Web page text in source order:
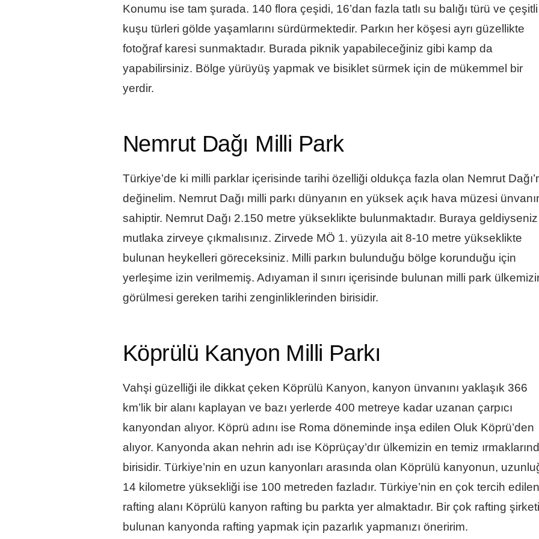
Konumu ise tam şurada. 140 flora çeşidi, 16’dan fazla tatlı su balığı türü ve
kuşu türleri gölde yaşamlarını sürdürmektedir. Parkın her köşesi ayrı güzellikte
fotoğraf karesi sunmaktadır. Burada piknik yapabileceğiniz gibi kamp da
yapabilirsiniz. Bölge yürüyüş yapmak ve bisiklet sürmek için de mükemmel bir
yerdir.
Nemrut Dağı Milli Park
Türkiye’de ki milli parklar içerisinde tarihi özelliği oldukça fazla olan Nemrut
değinelim. Nemrut Dağı milli parkı dünyanın en yüksek açık hava müzesi
sahiptir. Nemrut Dağı 2.150 metre yükseklikte bulunmaktadır. Buraya geldiyseniz
mutlaka zirveye çıkmalısınız. Zirvede MÖ 1. yüzyıla ait 8-10 metre yükseklikte
bulunan heykelleri göreceksiniz. Milli parkın bulunduğu bölge korunduğu için
yerleşime izin verilmemiş. Adıyaman il sınırı içerisinde bulunan milli park
görülmesi gereken tarihi zenginliklerinden birisidir.
Köprülü Kanyon Milli Parkı
Vahşi güzelliği ile dikkat çeken Köprülü Kanyon, kanyon ünvanını yaklaşık 366
km’lik bir alanı kaplayan ve bazı yerlerde 400 metreye kadar uzanan çarpıcı
kanyondan alıyor. Köprü adını ise Roma döneminde inşa edilen Oluk Köprü’den
alıyor. Kanyonda akan nehrin adı ise Köprüçay’dır ülkemizin en temiz
birisidir. Türkiye’nin en uzun kanyonları arasında olan Köprülü kanyonun,
14 kilometre yüksekliği ise 100 metreden fazladır. Türkiye’nin en çok tercih edilen
rafting alanı Köprülü kanyon rafting bu parkta yer almaktadır. Bir çok rafting şirketi
bulunan kanyonda rafting yapmak için pazarlık yapmanızı öneririm.